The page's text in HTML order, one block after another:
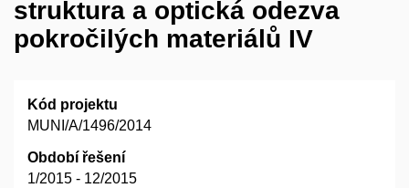
struktura a optická odezva
pokročilých materiálů IV
Kód projektu
MUNI/A/1496/2014
Období řešení
1/2015 - 12/2015